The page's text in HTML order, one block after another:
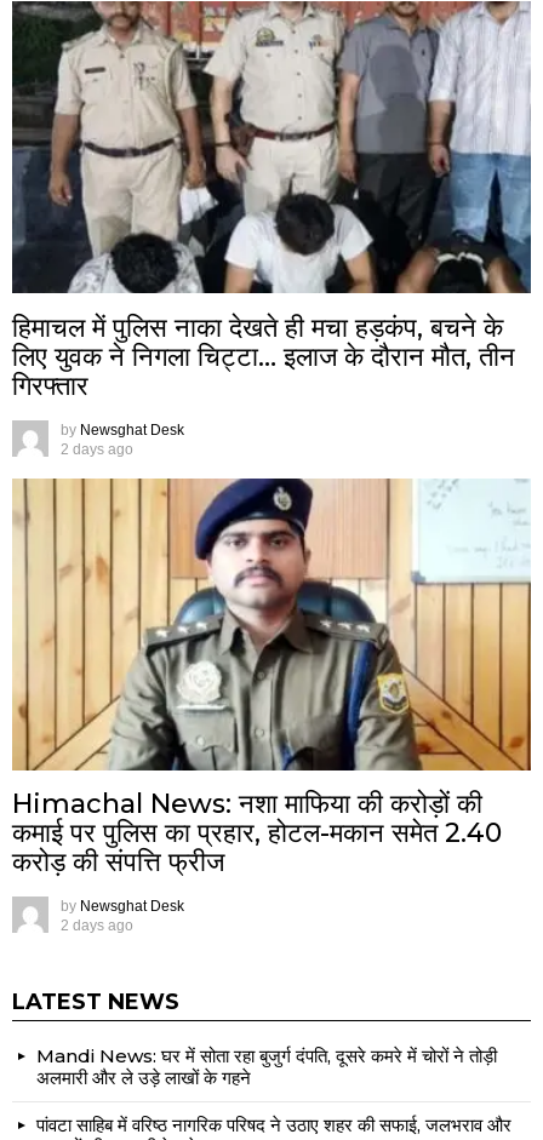
हिमाचल में पुलिस नाका देखते ही मचा हड़कंप, बचने के
लिए युवक ने निगला चिट्टा… इलाज के दौरान मौत, तीन
गिरफ्तार
by Newsghat Desk
2 days ago
Himachal News: नशा माफिया की करोड़ों की
कमाई पर पुलिस का प्रहार, होटल-मकान समेत 2.40
करोड़ की संपत्ति फ्रीज
by Newsghat Desk
2 days ago
LATEST NEWS
Mandi News: घर में सोता रहा बुजुर्ग दंपति, दूसरे कमरे में चोरों ने तोड़ी
अलमारी और ले उड़े लाखों के गहने
पांवटा साहिब में वरिष्ठ नागरिक परिषद ने उठाए शहर की सफाई, जलभराव और